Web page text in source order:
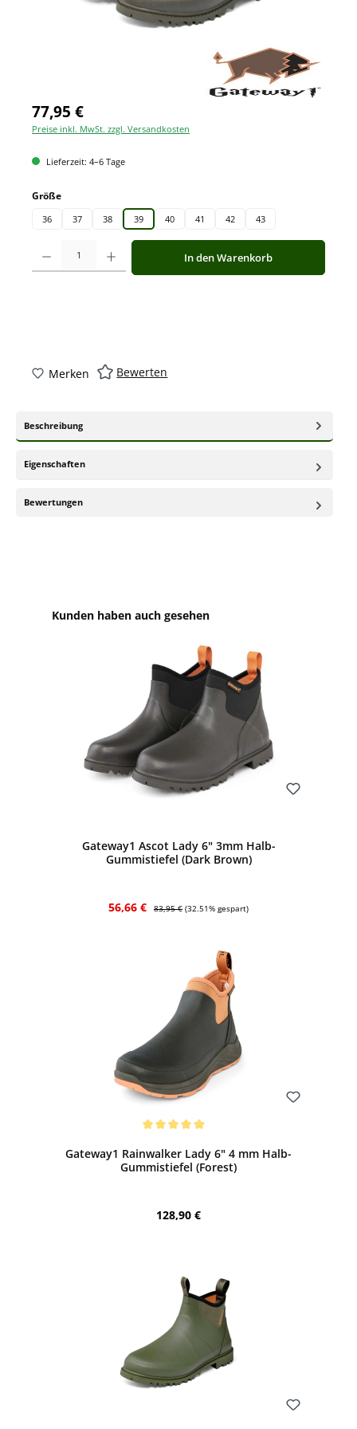
77,95 €
Preise inkl. MwSt. zzgl. Versandkosten
Lieferzeit: 4–6 Tage
Größeauswählen
36 37 38 39 40 41 42 43
Produkt Anzahl: Gib den gewünschten Wert ein oder benutze die
In den Warenkorb
Merken Bewerten
Beschreibung
Eigenschaften
Bewertungen
Produktgalerie überspringen
Kunden haben auch gesehen
Gateway1 Ascot Lady 6" 3mm Halb-
Gummistiefel (Dark Brown)
Verkaufspreis:
56,66 € Regulärer Preis:
83,95 € (32.51% gespart)
Gateway1 Rainwalker Lady 6" 4 mm Halb-
Gummistiefel (Forest)
Regulärer Preis:
128,90 €